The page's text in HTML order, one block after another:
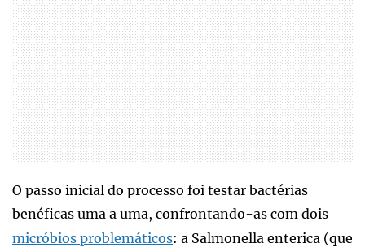
O passo inicial do processo foi testar bactérias
benéficas uma a uma, confrontando-as com dois
micróbios problemáticos: a Salmonella enterica (que